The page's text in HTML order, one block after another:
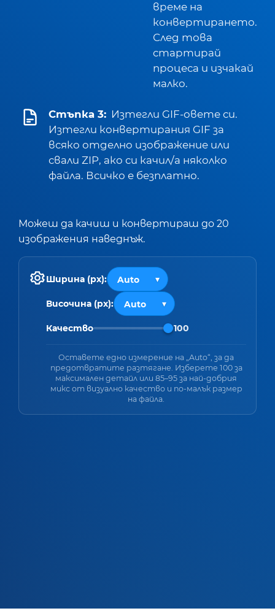
време на
конвертирането.
След това
стартирай
процеса и изчакай
малко.
Стъпка 3: Изтегли GIF-овете си.
Изтегли конвертирания GIF за
всяко отделно изображение или
свали ZIP, ако си качил/а няколко
файла. Всичко е безплатно.
Можеш да качиш и конвертираш до 20
изображения наведнъж.
Ширина (px):
Височина (px):
Качество 100
Оставете едно измерение на „Auto“, за да
предотвратите разтягане. Изберете 100 за
максимален детайл или 85–95 за най-добрия
микс от визуално качество и по-малък размер
на файла.